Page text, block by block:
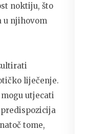
noktiju, što
u njihovom
liječenje.
utjecati
tome,